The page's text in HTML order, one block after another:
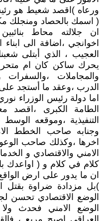
ورعاه )اقصد شعيط هو
( اسمك بالحصاد ومنجلك
ان جلالته محاط
اخوانجي ،اضافة الى
العجيب ، الذي أبتلى
يحرك ساكن كان ام
والمجاملات ،والسفرات
الدرب ،وعقد ما أستجد
اما دولة رئيس الوزراء
الطامة الكبرى ،اقصد
التنفيذية ،وموقعه
وجنابه صاحب الخطط
اخرها ،وكذلك صاحب
الامني والاقتصادي و
كلام في كلام و ( اواعدك
ان ما يدور على ارض
)بل مزدادة ضراوة بقتل
الوضع الاقتصادي تحسن
الوضع الامني فحدث